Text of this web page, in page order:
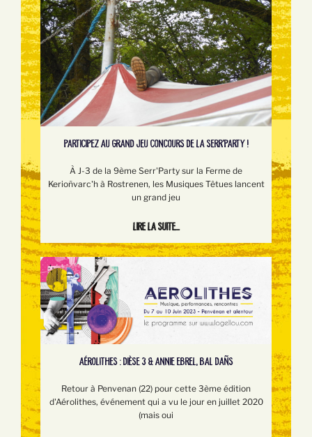
PARTICIPEZ AU GRAND JEU CONCOURS DE LA SERR'PARTY !
À J-3 de la 9ème Serr'Party sur la Ferme de
Kerioñvarc'h à Rostrenen, les Musiques Têtues lancent
un grand jeu
Lire la suite...
AÉROLITHES : DIÈSE 3 & ANNIE EBREL, BAL DAÑS
Retour à Penvenan (22) pour cette 3ème édition
d'Aérolithes, événement qui a vu le jour en juillet 2020
(mais oui